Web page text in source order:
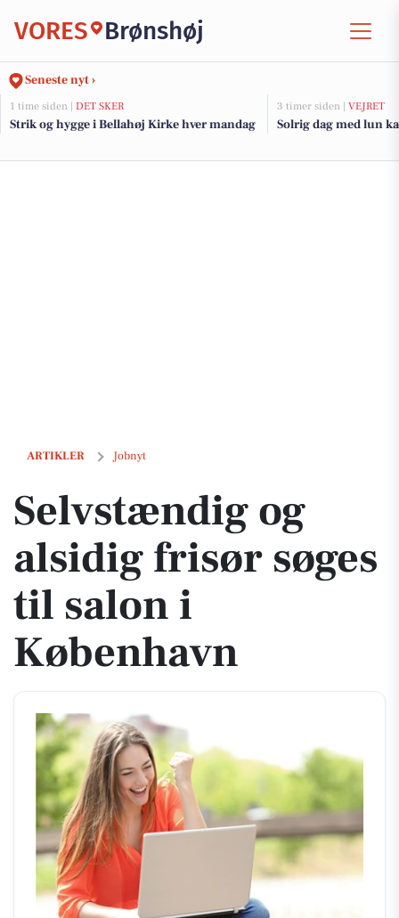
VORES Brønshøj
Seneste nyt ›
1 time siden | DET SKER
Strik og hygge i Bellahøj Kirke hver mandag
3 timer siden | VEJRET
Solrig dag med lun
ARTIKLER Jobnyt
Selvstændig og alsidig frisør søges til salon i København
Selvstændig og
alsidig frisør søges
til salon i
København